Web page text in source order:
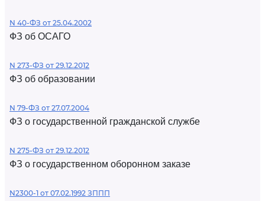
N 40-ФЗ от 25.04.2002
ФЗ об ОСАГО
N 273-ФЗ от 29.12.2012
ФЗ об образовании
N 79-ФЗ от 27.07.2004
ФЗ о государственной гражданской службе
N 275-ФЗ от 29.12.2012
ФЗ о государственном оборонном заказе
N2300-1 от 07.02.1992 ЗППП